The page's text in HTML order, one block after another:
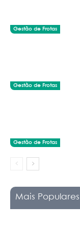
Gestão de Frotas
Gestão de Frotas
Gestão de Frotas
Mais Populares